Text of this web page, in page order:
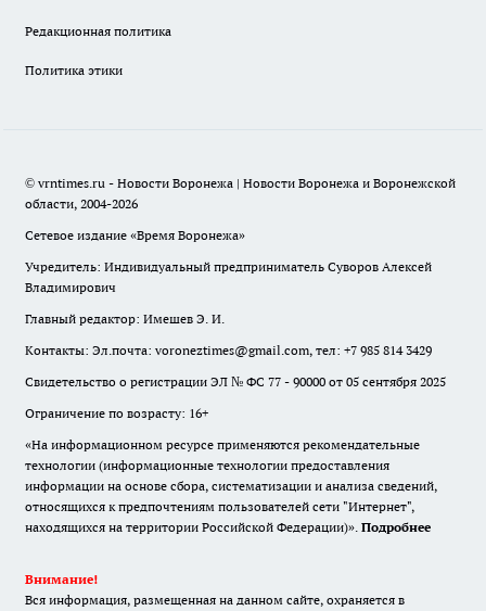
Редакционная политика
Политика этики
© vrntimes.ru - Новости Воронежа | Новости Воронежа и Воронежской
области, 2004-2026
Сетевое издание «Время Воронежа»
Учредитель: Индивидуальный предприниматель Суворов Алексей
Владимирович
Главный редактор: Имешев Э. И.
Контакты: Эл.почта: voroneztimes@gmail.com, тел: +7 985 814 3429
Свидетельство о регистрации ЭЛ № ФС 77 - 90000 от 05 сентября 2025
Ограничение по возрасту: 16+
«На информационном ресурсе применяются рекомендательные
технологии (информационные технологии предоставления
информации на основе сбора, систематизации и анализа сведений,
относящихся к предпочтениям пользователей сети "Интернет",
находящихся на территории Российской Федерации)». Подробнее
Внимание!
Вся информация, размещенная на данном сайте, охраняется в